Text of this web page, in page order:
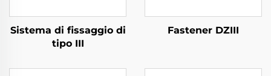
Sistema di fissaggio di
tipo III
Fastener DZIII